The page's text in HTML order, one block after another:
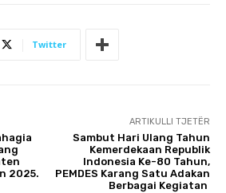
Twitter
2025.
ARTIKULLI TJETËR
Sambut Hari Ulang Tahun
Kemerdekaan Republik
Indonesia Ke-80 Tahun,
PEMDES Karang Satu Adakan
Berbagai Kegiatan